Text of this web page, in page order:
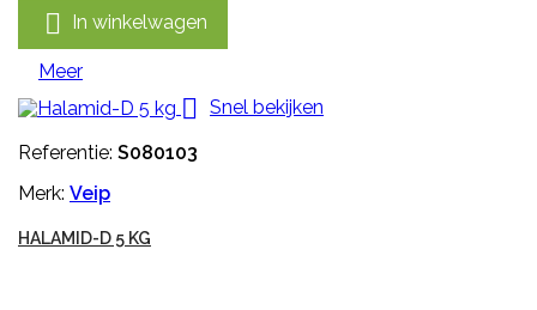
 In winkelwagen
Meer
 Snel bekijken
Referentie: S080103
Merk: Veip
HALAMID-D 5 KG